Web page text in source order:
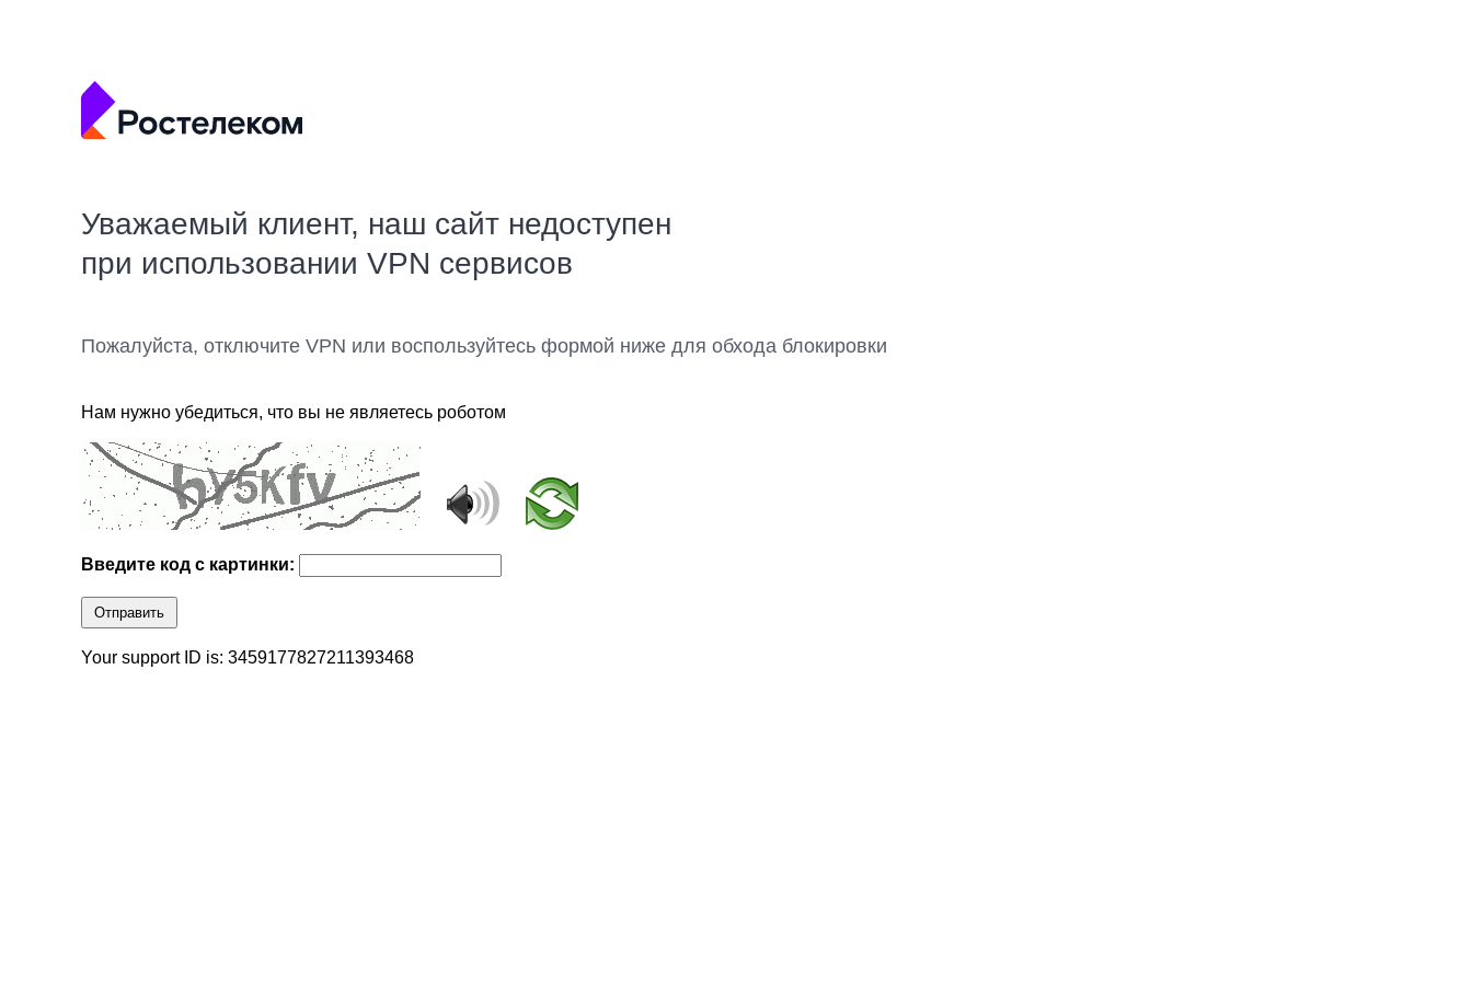
Уважаемый клиент, наш сайт недоступен
при использовании VPN сервисов
Пожалуйста, отключите VPN или воспользуйтесь формой ниже для обхода блокировки
Нам нужно убедиться, что вы не являетесь роботом
Введите код с картинки:
Отправить
Your support ID is: 3459177827211393468